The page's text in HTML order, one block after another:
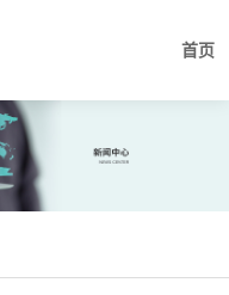
首页